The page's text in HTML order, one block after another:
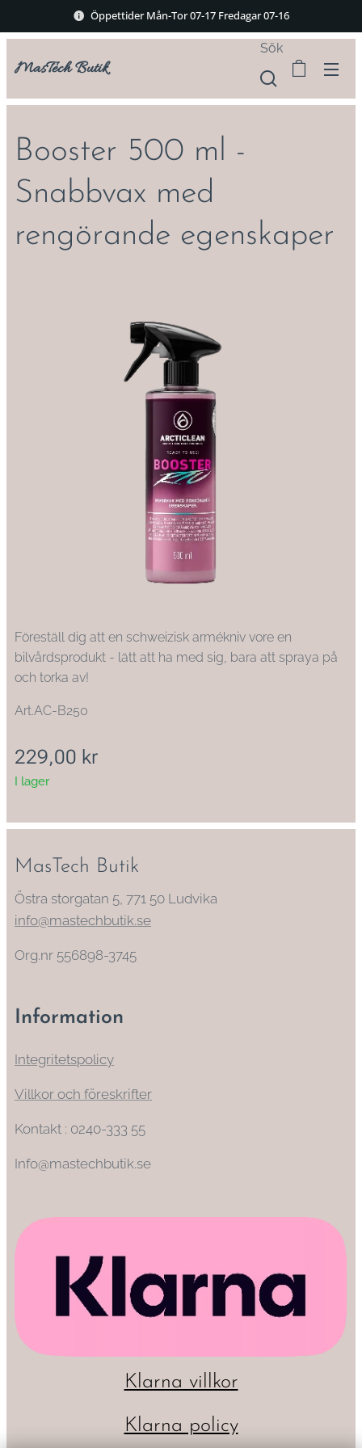
Öppettider Mån-Tor 07-17 Fredagar 07-16
MasTech Butik
Sök
Booster 500 ml -
Snabbvax med
rengörande egenskaper
Föreställ dig att en schweizisk armékniv vore en
bilvårdsprodukt - lätt att ha med sig, bara att spraya på
och torka av!
Art.AC-B250
229,00 kr
I lager
MasTech Butik
Östra storgatan 5, 771 50 Ludvika
info@mastechbutik.se
Org.nr 556898-3745
Information
Integritetspolicy
Villkor och föreskrifter
Kontakt : 0240-333 55
Info@mastechbutik.se
Klarna villkor
Klarna policy